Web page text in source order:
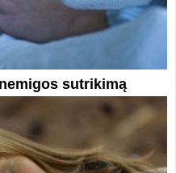
sutrikimą